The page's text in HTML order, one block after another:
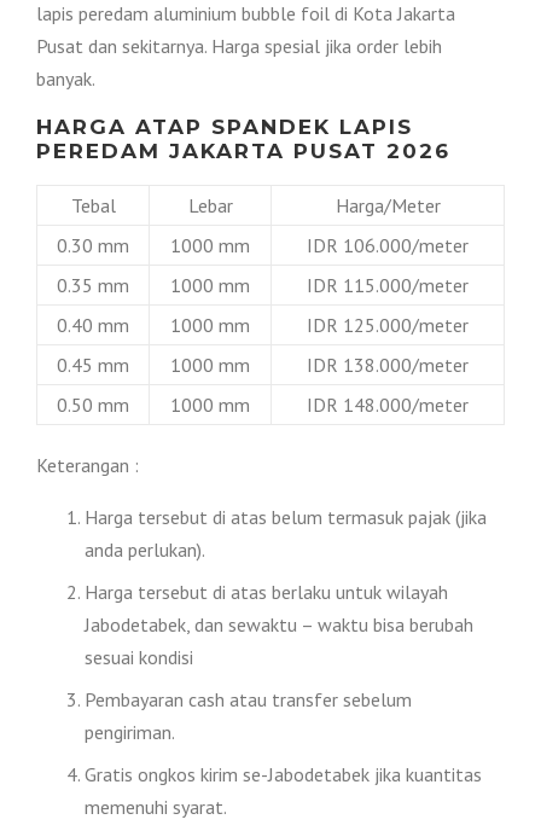
lapis peredam aluminium bubble foil di Kota Jakarta
Pusat dan sekitarnya. Harga spesial jika order lebih
banyak.
HARGA ATAP SPANDEK LAPIS
PEREDAM JAKARTA PUSAT 2026
Tebal Lebar
Harga/Meter
0.30 mm
1000 mm
IDR 106.000/meter
0.35 mm
1000 mm
IDR 115.000/meter
0.40 mm
1000 mm
IDR 125.000/meter
0.45 mm
1000 mm
IDR 138.000/meter
0.50 mm
1000 mm IDR 148.000/meter
Keterangan :
Harga tersebut di atas belum termasuk pajak (jika
anda perlukan).
Harga tersebut di atas berlaku untuk wilayah
Jabodetabek, dan sewaktu – waktu bisa berubah
sesuai kondisi
Pembayaran cash atau transfer sebelum
pengiriman.
Gratis ongkos kirim se-Jabodetabek jika kuantitas
memenuhi syarat.